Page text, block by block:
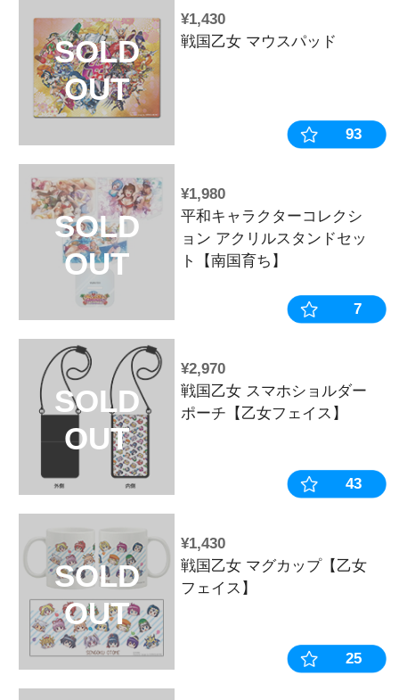
SOLD
OUT
タペストリー
SOLD
OUT
¥4,400
戦国乙女 ブ
女フェイス】
SOLD
OUT
¥4,400